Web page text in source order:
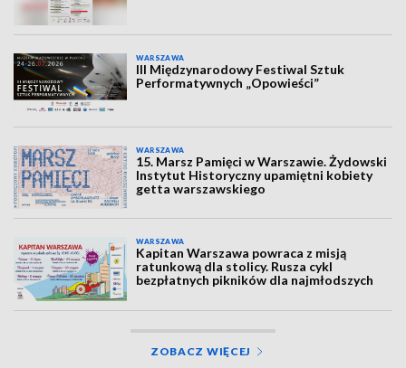
WARSZAWA
III Międzynarodowy Festiwal Sztuk
Performatywnych „Opowieści”
WARSZAWA
15. Marsz Pamięci w Warszawie. Żydowski
Instytut Historyczny upamiętni kobiety
getta warszawskiego
WARSZAWA
Kapitan Warszawa powraca z misją
ratunkową dla stolicy. Rusza cykl
bezpłatnych pikników dla najmłodszych
ZOBACZ WIĘCEJ